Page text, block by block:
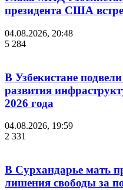
президента США
04.08.2026, 20:48
5 284
В Узбекистане
развития
2026 года
04.08.2026, 19:59
2 331
В Сурхандарье мать
лишения свободы за